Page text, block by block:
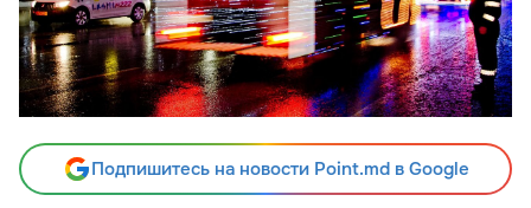
Подпишитесь на новости Point.md в Google